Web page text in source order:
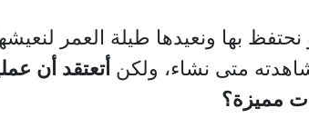
بها ونعيدها طيلة العمر
متى نشاء، ولكن أتعتقد أن
مميزة؟